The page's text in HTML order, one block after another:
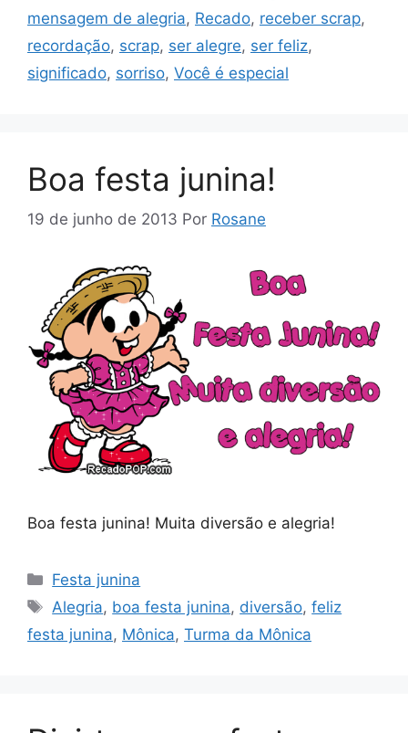
mensagem de alegria, Recado, receber scrap,
recordação, scrap, ser alegre, ser feliz,
significado, sorriso, Você é especial
Boa festa junina!
19 de junho de 2013 Por Rosane
Boa festa junina! Muita diversão e alegria!
Categorias
Festa junina
Tags
Alegria, boa festa junina, diversão,feliz
festa junina, Mônica, Turma da Mônica